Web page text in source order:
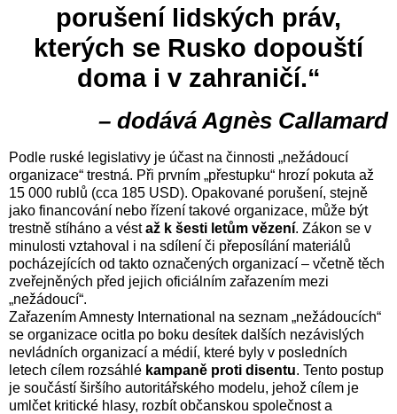
porušení lidských práv,
kterých se Rusko dopouští
doma i v zahraničí.“
– dodává Agnès Callamard
Podle ruské legislativy je účast na činnosti „nežádoucí
organizace“ trestná. Při prvním „přestupku“ hrozí pokuta až
15 000 rublů (cca 185 USD). Opakované porušení, stejně
jako financování nebo řízení takové organizace, může být
trestně stíháno a véstaž k šesti letům vězení. Zákon se v
minulosti vztahoval i na sdílení či přeposílání materiálů
pocházejících od takto označených organizací – včetně těch
zveřejněných před jejich oficiálním zařazením mezi
„nežádoucí“.
Zařazením Amnesty International na seznam „nežádoucích“
se organizace ocitla po boku desítek dalších nezávislých
nevládních organizací a médií, které byly v posledních
letech cílem rozsáhlé kampaně proti disentu. Tento postup
je součástí širšího autoritářského modelu, jehož cílem je
umlčet kritické hlasy, rozbít občanskou společnost a